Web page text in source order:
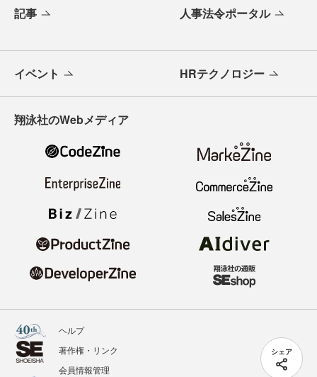
シェア
記事 人事法令ポータル
イベント HRテクノロジー
翔泳社のWebメディア
ヘルプ
著作権・リンク
会員情報管理